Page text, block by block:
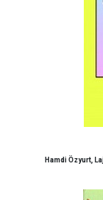
Hamdi Özyurt,